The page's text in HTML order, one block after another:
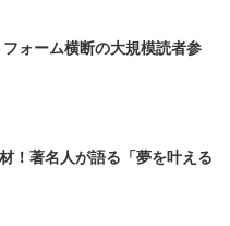
ォーム横断の大規模読者参
！著名人が語る「夢を叶える